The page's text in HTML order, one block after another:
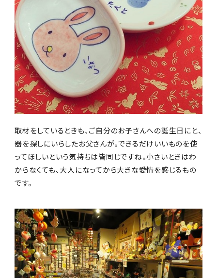
取材をしているときも、ご自分のお子さんへの誕生日にと、
器を探しにいらしたお父さんが。できるだけいいものを使
ってほしいという気持ちは皆同じですね。小さいときはわ
からなくても、大人になってから大きな愛情を感じるもの
です。